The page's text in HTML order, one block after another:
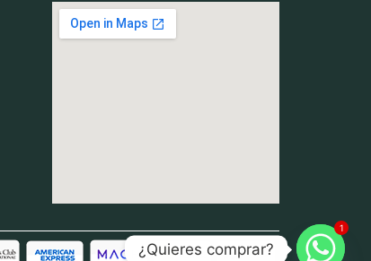
1
¿Quieres comprar?